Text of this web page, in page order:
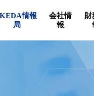
情報
局
会社情
報
財